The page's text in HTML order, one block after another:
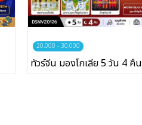
20,000 - 30,000
ทัวร์จีน มองโกเลีย 5 วัน 4 คืน